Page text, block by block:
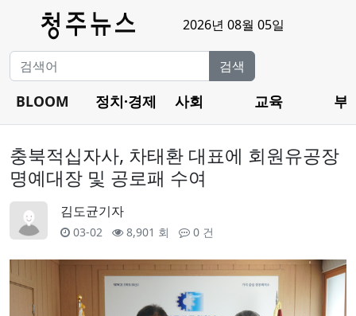
2026년 08월 05일
검색
BLOOM 정치·경제 사회 교육 부
충북적십자사, 차태환 대표에 회원유공장
명예대장 및 공로패 수여
김도균기자
03-02 8,901 회 0 건